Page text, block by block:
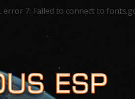
7: Failed to connect to